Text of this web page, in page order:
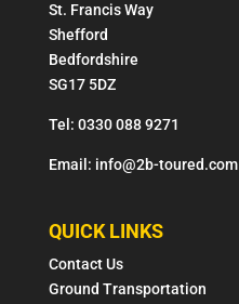
St. Francis Way
Shefford
Bedfordshire
SG17 5DZ
Tel: 0330 088 9271
Email: info@2b-toured.com
QUICK LINKS
Contact Us
Ground Transportation